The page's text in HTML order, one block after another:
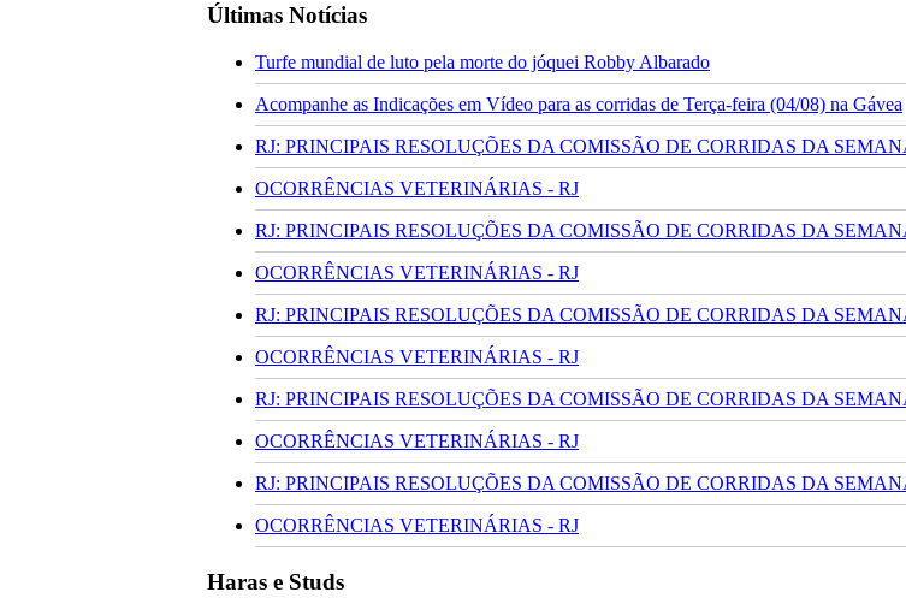
Últimas Notícias
Turfe mundial de luto pela morte do jóquei Robby Albarado
Acompanhe as Indicações em Vídeo para as corridas de Terça-feira (04/08) na Gávea
RJ: PRINCIPAIS RESOLUÇÕES DA COMISSÃO DE CORRIDAS DA
OCORRÊNCIAS VETERINÁRIAS - RJ
RJ: PRINCIPAIS RESOLUÇÕES DA COMISSÃO DE CORRIDAS DA
OCORRÊNCIAS VETERINÁRIAS - RJ
RJ: PRINCIPAIS RESOLUÇÕES DA COMISSÃO DE CORRIDAS DA
OCORRÊNCIAS VETERINÁRIAS - RJ
RJ: PRINCIPAIS RESOLUÇÕES DA COMISSÃO DE CORRIDAS DA
OCORRÊNCIAS VETERINÁRIAS - RJ
RJ: PRINCIPAIS RESOLUÇÕES DA COMISSÃO DE CORRIDAS DA
OCORRÊNCIAS VETERINÁRIAS - RJ
Haras e Studs